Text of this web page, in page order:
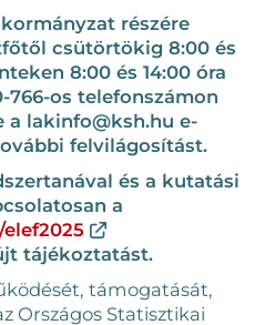
részére
csütörtökig 8:00 és
8:00 és 14:00 óra
766-os telefonszámon
a lakinfo@ksh.hu e-
felvilágosítást.
és a kutatási
a
tájékoztatást.
támogatását,
Országos Statisztikai